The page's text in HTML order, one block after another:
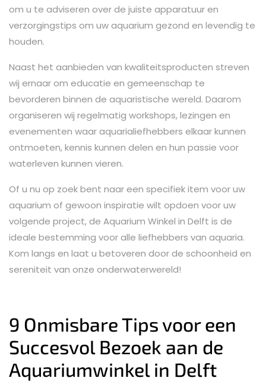
om u te adviseren over de juiste apparatuur en
verzorgingstips om uw aquarium gezond en levendig te
houden.
Naast het aanbieden van kwaliteitsproducten streven
wij ernaar om educatie en gemeenschap te
bevorderen binnen de aquaristische wereld. Daarom
organiseren wij regelmatig workshops, lezingen en
evenementen waar aquarialiefhebbers elkaar kunnen
ontmoeten, kennis kunnen delen en hun passie voor
waterleven kunnen vieren.
Of u nu op zoek bent naar een specifiek item voor uw
aquarium of gewoon inspiratie wilt opdoen voor uw
volgende project, de Aquarium Winkel in Delft is de
ideale bestemming voor alle liefhebbers van aquaria.
Kom langs en laat u betoveren door de schoonheid en
sereniteit van onze onderwaterwereld!
9 Onmisbare Tips voor een
Succesvol Bezoek aan de
Aquariumwinkel in Delft